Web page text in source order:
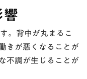
。背中が丸まるこ
きが悪くなることが
不調が生じることが